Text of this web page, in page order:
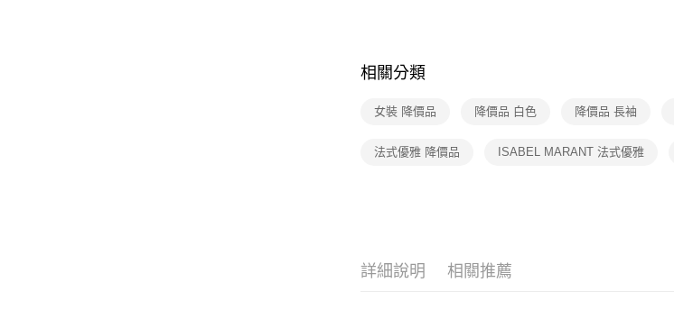
相關分類
女裝 降價品 降價品 白色 降價品 長袖
法式優雅 降價品 ISABEL MARANT 法式優雅
詳細說明 相關推薦